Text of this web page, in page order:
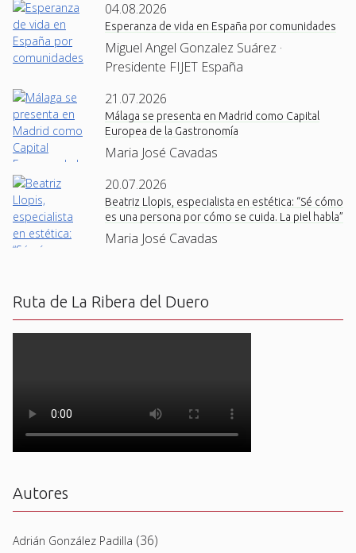
04.08.2026
Esperanza de vida en España por comunidades
Miguel Angel Gonzalez Suárez ·
Presidente FIJET España
21.07.2026
Málaga se presenta en Madrid como Capital
Europea de la Gastronomía
Maria José Cavadas
20.07.2026
Beatriz Llopis, especialista en estética: “Sé cómo
es una persona por cómo se cuida. La piel habla”
Maria José Cavadas
Ruta de La Ribera del Duero
Autores
Adrián González Padilla (36)